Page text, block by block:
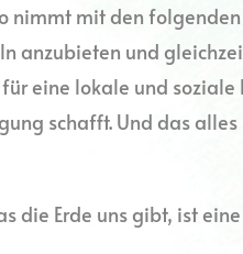
nimmt mit den
anzubieten und
eine lokale und
schafft. Und das
die Erde uns gibt, ist